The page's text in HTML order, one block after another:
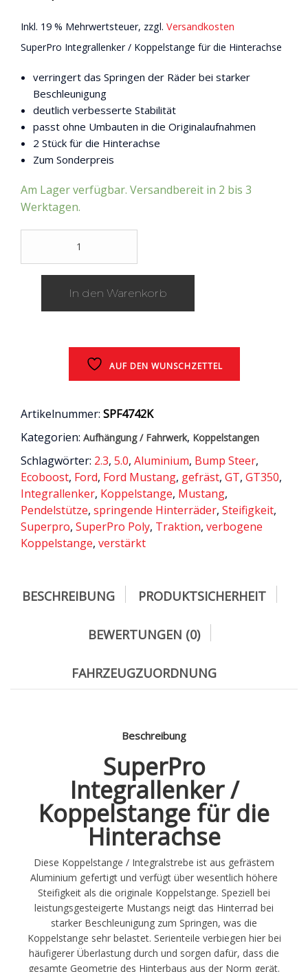
Inkl. 19 % Mehrwertsteuer, zzgl. Versandkosten
SuperPro Integrallenker / Koppelstange für die Hinterachse
verringert das Springen der Räder bei starker
Beschleunigung
deutlich verbesserte Stabilität
passt ohne Umbauten in die Originalaufnahmen
2 Stück für die Hinterachse
Zum Sonderpreis
Am Lager verfügbar. Versandbereit in 2 bis 3
Werktagen.
Integrallenker
/
Koppelstange
Mustang
(LAE
S550)
Menge
In den Warenkorb
AUF DEN WUNSCHZETTEL
Artikelnummer: SPF4742K
Kategorien: Aufhängung / Fahrwerk, Koppelstangen
Schlagwörter: 2.3, 5.0, Aluminium, Bump Steer,
Ecoboost, Ford, Ford Mustang, gefräst, GT, GT350,
Integrallenker, Koppelstange, Mustang,
Pendelstütze, springende Hinterräder, Steifigkeit,
Superpro, SuperPro Poly, Traktion, verbogene
Koppelstange, verstärkt
BESCHREIBUNG PRODUKTSICHERHEIT
BEWERTUNGEN (0)
FAHRZEUGZUORDNUNG
Beschreibung
SuperPro
Integrallenker /
Koppelstange für die
Hinterachse
Diese Koppelstange / Integralstrebe ist aus gefrästem
Aluminium gefertigt und verfügt über wesentlich höhere
Steifigkeit als die originale Koppelstange. Speziell bei
leistungsgesteigerte Mustangs neigt das Hinterrad bei
starker Beschleunigung zum Springen, was die
Koppelstange sehr belastet. Serienteile verbiegen hier bei
häufigerer Überlastung durch und sorgen dafür, dass die
gesamte Geometrie des Hinterbaus aus der Norm gerät.